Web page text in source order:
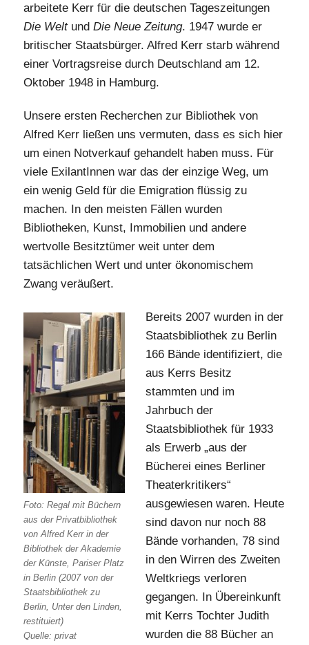
arbeitete Kerr für die deutschen Tageszeitungen
Die WeltundDie Neue Zeitung. 1947 wurde er
britischer Staatsbürger. Alfred Kerr starb während
einer Vortragsreise durch Deutschland am 12.
Oktober 1948 in Hamburg.
Unsere ersten Recherchen zur Bibliothek von
Alfred Kerr ließen uns vermuten, dass es sich hier
um einen Notverkauf gehandelt haben muss. Für
viele ExilantInnen war das der einzige Weg, um
ein wenig Geld für die Emigration flüssig zu
machen. In den meisten Fällen wurden
Bibliotheken, Kunst, Immobilien und andere
wertvolle Besitztümer weit unter dem
tatsächlichen Wert und unter ökonomischem
Zwang veräußert.
Foto: Regal mit Büchern
aus der Privatbibliothek
von Alfred Kerr in der
Bibliothek der Akademie
der Künste, Pariser Platz
in Berlin (2007 von der
Staatsbibliothek zu
Berlin, Unter den Linden,
restituiert)
Quelle: privat
Bereits 2007 wurden in der
Staatsbibliothek zu Berlin
166 Bände identifiziert, die
aus Kerrs Besitz
stammten und im
Jahrbuch der
Staatsbibliothek für 1933
als Erwerb „aus der
Bücherei eines Berliner
Theaterkritikers“
ausgewiesen waren. Heute
sind davon nur noch 88
Bände vorhanden, 78 sind
in den Wirren des Zweiten
Weltkriegs verloren
gegangen. In Übereinkunft
mit Kerrs Tochter Judith
wurden die 88 Bücher an